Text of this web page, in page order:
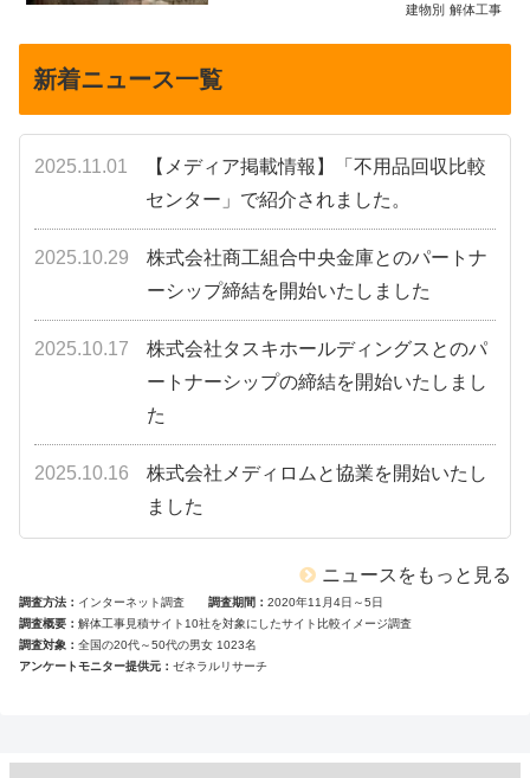
建物別 解体工事
新着ニュース一覧
2025.11.01
【メディア掲載情報】「不用品回収比較
センター」で紹介されました。
2025.10.29
株式会社商工組合中央金庫とのパートナ
ーシップ締結を開始いたしました
2025.10.17
株式会社タスキホールディングスとのパ
ートナーシップの締結を開始いたしまし
た
2025.10.16
株式会社メディロムと協業を開始いたし
ました
ニュースをもっと見る
調査方法 インターネット調査 調査期間
2020年11月4日～5日
調査概要
解体工事見積サイト10社を対象にしたサイト比較イメージ調査
調査対象
全国の20代～50代の男女 1023名
アンケートモニター提供元
ゼネラルリサーチ